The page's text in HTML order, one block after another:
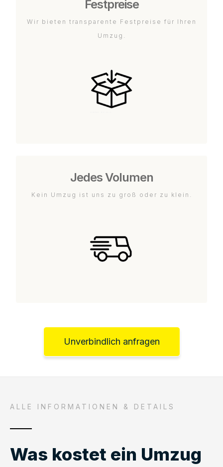
Festpreise
Wir bieten transparente Festpreise für Ihren
Umzug.
Jedes Volumen
Kein Umzug ist uns zu groß oder zu klein.
Unverbindlich anfragen
ALLE INFORMATIONEN & DETAILS
Was kostet ein Umzug